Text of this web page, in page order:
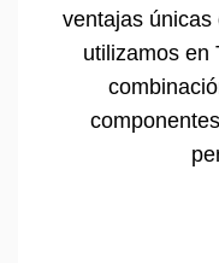
ventajas únicas
utilizamos en